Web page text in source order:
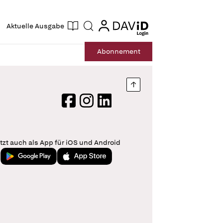
Aktuelle Ausgabe Suche login
login
Abonnement
Nach oben springen
FacebookInstagram
LinkedIn
auch als App für iOS und Android
Jetzt bei Google PlayLaden im App Store